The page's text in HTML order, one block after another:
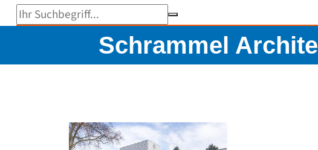
Suchbegriff eingeben
Schrammel